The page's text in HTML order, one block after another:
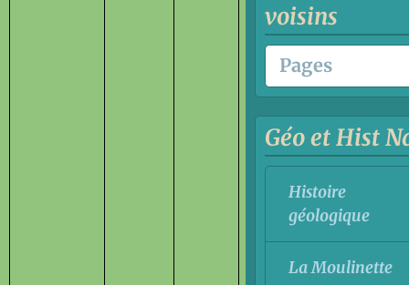
voisins
Géo et Hist
Histoire
géologique
La Moulinette